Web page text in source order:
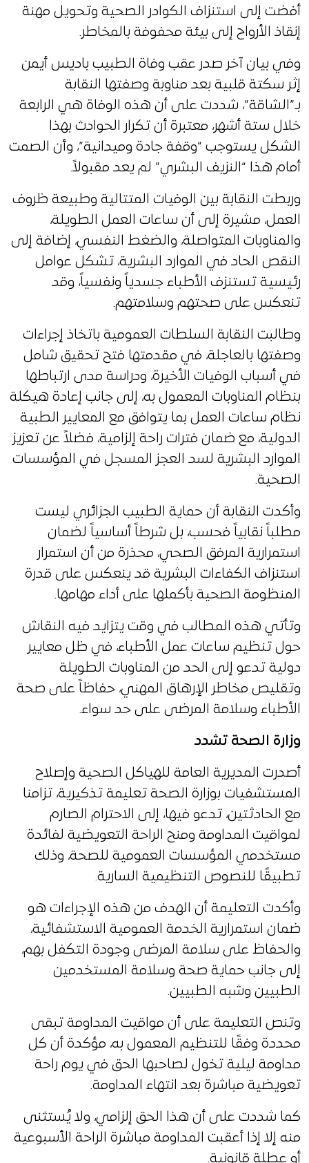
أفضت إلى استنزاف الكوادر الصحية وتحويل مهنة
إنقاذ الأرواح إلى بيئة محفوفة بالمخاطر.
وفي بيان آخر صدر عقب وفاة الطبيب باديس أيمن
إثر سكتة قلبية بعد مناوبة وصفتها النقابة
بـ”الشاقة”، شددت على أن هذه الوفاة هي الرابعة
خلال ستة أشهر، معتبرة أن تكرار الحوادث بهذا
الشكل يستوجب “وقفة جادة وميدانية”، وأن الصمت
أمام هذا “النزيف البشري” لم يعد مقبولاً.
وربطت النقابة بين الوفيات المتتالية وطبيعة ظروف
العمل، مشيرة إلى أن ساعات العمل الطويلة،
والمناوبات المتواصلة، والضغط النفسي، إضافة إلى
النقص الحاد في الموارد البشرية، تشكل عوامل
رئيسية تستنزف الأطباء جسدياً ونفسياً، وقد
تنعكس على صحتهم وسلامتهم.
وطالبت النقابة السلطات العمومية باتخاذ إجراءات
وصفتها بالعاجلة، في مقدمتها فتح تحقيق شامل
في أسباب الوفيات الأخيرة، ودراسة مدى ارتباطها
بنظام المناوبات المعمول به، إلى جانب إعادة هيكلة
نظام ساعات العمل بما يتوافق مع المعايير الطبية
الدولية، مع ضمان فترات راحة إلزامية، فضلاً عن تعزيز
الموارد البشرية لسد العجز المسجل في المؤسسات
الصحية.
وأكدت النقابة أن حماية الطبيب الجزائري ليست
مطلباً نقابياً فحسب، بل شرطاً أساسياً لضمان
استمرارية المرفق الصحي، محذرة من أن استمرار
استنزاف الكفاءات البشرية قد ينعكس على قدرة
المنظومة الصحية بأكملها على أداء مهامها.
وتأتي هذه المطالب في وقت يتزايد فيه النقاش
حول تنظيم ساعات عمل الأطباء، في ظل معايير
دولية تدعو إلى الحد من المناوبات الطويلة
وتقليص مخاطر الإرهاق المهني، حفاظاً على صحة
الأطباء وسلامة المرضى على حد سواء.
وزارة الصحة تشدد
أصدرت المديرية العامة للهياكل الصحية وإصلاح
المستشفيات بوزارة الصحة تعليمة تذكيرية، تزامنا
مع الحادثتين، تدعو فيها، إلى الاحترام الصارم
لمواقيت المداومة ومنح الراحة التعويضية لفائدة
مستخدمي المؤسسات العمومية للصحة، وذلك
تطبيقًا للنصوص التنظيمية السارية.
وأكدت التعليمة أن الهدف من هذه الإجراءات هو
ضمان استمرارية الخدمة العمومية الاستشفائية،
والحفاظ على سلامة المرضى وجودة التكفل بهم،
إلى جانب حماية صحة وسلامة المستخدمين
الطبيين وشبه الطبيين.
وتنص التعليمة على أن مواقيت المداومة تبقى
محددة وفقًا للتنظيم المعمول به، مؤكدة أن كل
مداومة ليلية تخول لصاحبها الحق في يوم راحة
تعويضية مباشرة بعد انتهاء المداومة.
كما شددت على أن هذا الحق إلزامي، ولا يُستثنى
منه إلا إذا أعقبت المداومة مباشرة الراحة الأسبوعية
أو عطلة قانونية.